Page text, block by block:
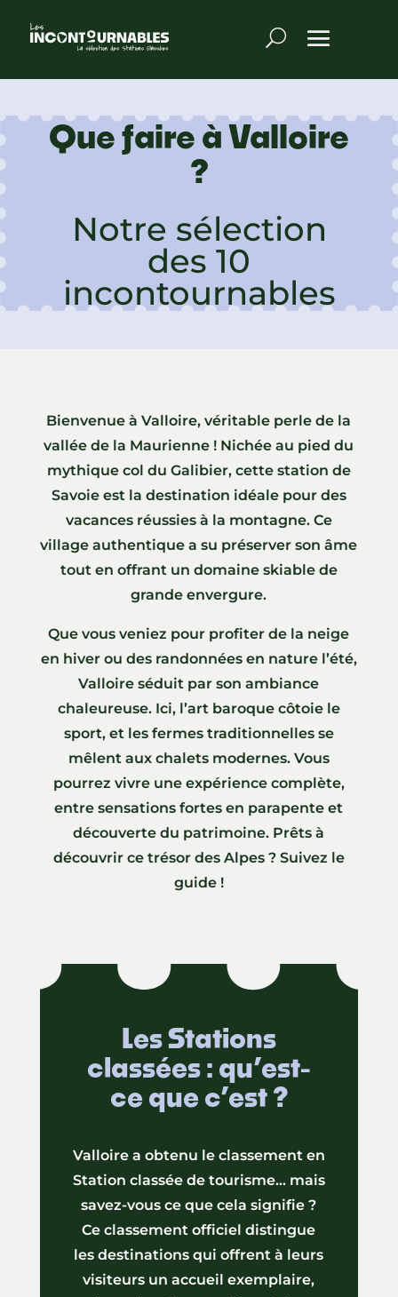
Que faire à Valloire
?
Notre sélection
des 10
incontournables
Bienvenue à Valloire, véritable perle de la
vallée de la Maurienne ! Nichée au pied du
mythique col du Galibier, cette station de
Savoie est la destination idéale pour des
vacances réussies à la montagne. Ce
village authentique a su préserver son âme
tout en offrant un domaine skiable de
grande envergure.
Que vous veniez pour profiter de la neige
en hiver ou des randonnées en nature l’été,
Valloire séduit par son ambiance
chaleureuse. Ici, l’art baroque côtoie le
sport, et les fermes traditionnelles se
mêlent aux chalets modernes. Vous
pourrez vivre une expérience complète,
entre sensations fortes en parapente et
découverte du patrimoine. Prêts à
découvrir ce trésor des Alpes ? Suivez le
guide !
Les Stations
classées : qu’est-
ce que c’est ?
Valloire a obtenu le classement en
Station classée de tourisme… mais
savez-vous ce que cela signifie ?
Ce classement officiel distingue
les destinations qui offrent à leurs
visiteurs un accueil exemplaire,